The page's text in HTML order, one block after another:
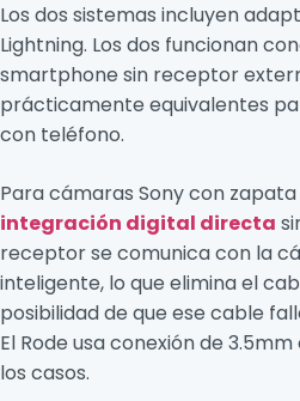
Los dos sistemas incluyen
Lightning. Los dos funcionan
smartphone sin receptor
prácticamente equivalentes
con teléfono.
Para cámaras Sony con zapata
integración digital directa
receptor se comunica con la
inteligente, lo que elimina el
posibilidad de que ese cable
El Rode usa conexión de
los casos.